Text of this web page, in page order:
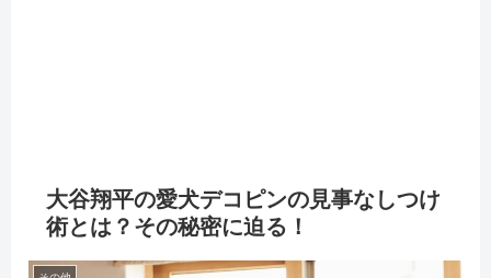
大谷翔平の愛犬デコピンの見事なしつけ
術とは？その秘密に迫る！